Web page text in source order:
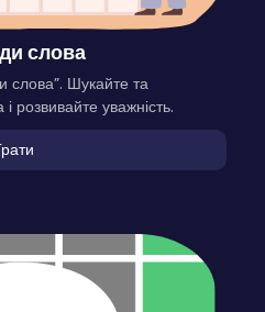
слова
слова”. Шукайте та
розвивайте уважність.